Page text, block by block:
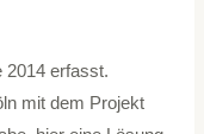
2014 erfasst.
mit dem Projekt